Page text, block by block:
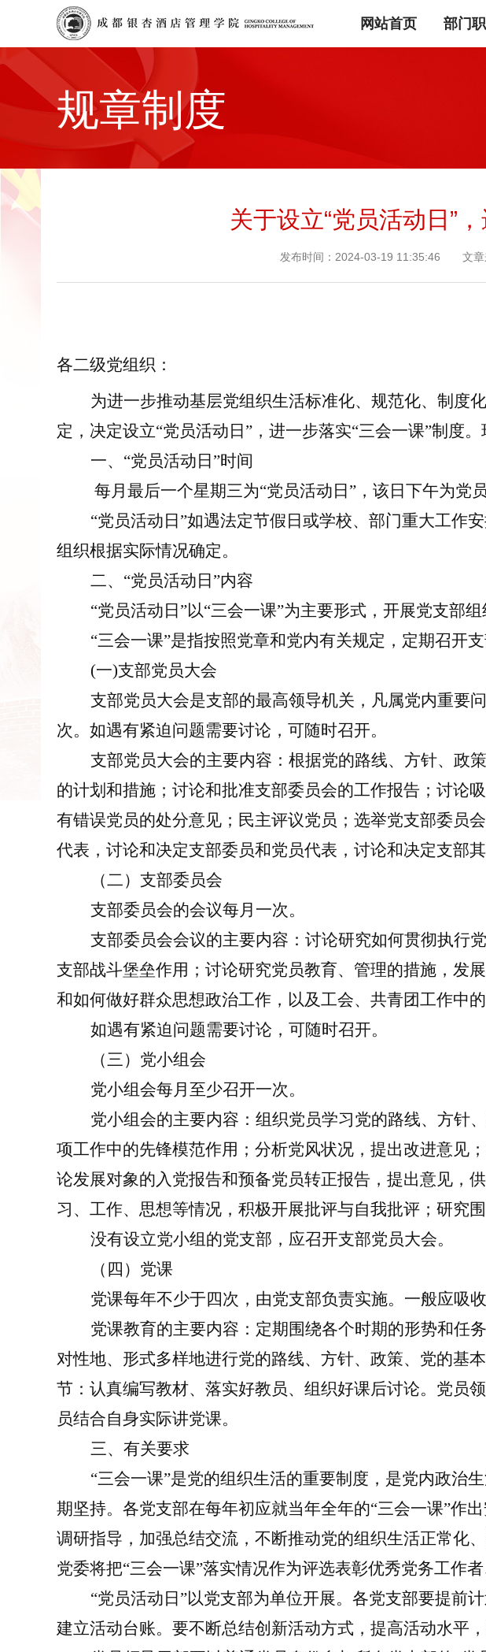
网站首页 部门
规章制度
关于设立“党员活动日”
发布时间：2024-03-19 11:35:46 文
各二级党组织：
为进一步推动基层党组织生活标准化、规范化、制度
定，决定设立“党员活动日”，进一步落实“三会一课”制度。
一、 “党员活动日”时间
每月最后一个星期三为“党员活动日”，该日下午为党
“党员活动日”如遇法定节假日或学校、部门重大工作
组织根据实际情况确定。
二、 “党员活动日”内容
“党员活动日”以“三会一课”为主要形式，开展党支部组
“三会一课”是指按照党章和党内有关规定，定期召开
(一)支部党员大会
支部党员大会是支部的最高领导机关，凡属党内重要
次。如遇有紧迫问题需要讨论，可随时召开。
支部党员大会的主要内容：根据党的路线、方针、政
的计划和措施；讨论和批准支部委员会的工作报告；讨论
有错误党员的处分意见；民主评议党员；选举党支部委员
代表，讨论和决定支部委员和党员代表，讨论和决定支部其
（二）支部委员会
支部委员会的会议每月一次。
支部委员会会议的主要内容：讨论研究如何贯彻执行
支部战斗堡垒作用；讨论研究党员教育、管理的措施，发
和如何做好群众思想政治工作，以及工会、共青团工作中
如遇有紧迫问题需要讨论，可随时召开。
（三）党小组会
党小组会每月至少召开一次。
党小组会的主要内容：组织党员学习党的路线、方针
项工作中的先锋模范作用；分析党风状况，提出改进意见
论发展对象的入党报告和预备党员转正报告，提出意见，供
习、工作、思想等情况，积极开展批评与自我批评；研究
没有设立党小组的党支部，应召开支部党员大会。
（四）党课
党课每年不少于四次，由党支部负责实施。一般应吸
党课教育的主要内容 ： 定期 围绕各个时期的形势和任
对性地、形式多样地进行党的路线、方针、政策、党的基
节：认真编写教材、落实好教员、组织好课后讨论。 党员
员结合自身实际讲党课。
三、有关要求
“三会一课”是党的组织生活的重要制度，是党内政治
期坚持。各党支部在每年初应就当年全年的“三会一课”作
调研指导，加强总结交流，不断推动党的组织生活正常化
党委将把“三会一课”落实情况作为评选表彰优秀党务工作
“党员活动日”以党支部为单位开展。各党支部要提前
建立活动台账。要不断总结创新活动方式，提高活动水平